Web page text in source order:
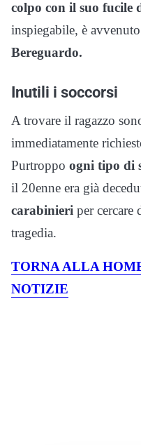
colpo con il suo fucile
inspiegabile, è
Bereguardo.
Inutili i soccorsi
A trovare il ragazzo
immediatamente
Purtroppo ogni tipo di
il 20enne era già
carabinieri per
tragedia.
TORNA ALLA
NOTIZIE